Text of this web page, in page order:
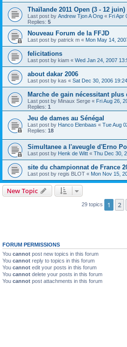
Thaïlande 2011 Open (3 - 12 juin)
Last post by Andrew Tjon A Ong « Fri Apr
Replies: 5
Nouveau Forum de la FFJD
Last post by patrick m « Mon May 14,
felicitations
Last post by kiam « Wed Jan 24, 2007
about dakar 2006
Last post by kas « Sat Dec 30, 2006 19:24
Marche de gain nécessitant plus
Last post by Minaux Serge « Fri Aug 26,
Replies: 1
Jeu de dames au Sénégal
Last post by Hanco Elenbaas « Tue Aug
Replies: 18
Simultanee a l'aveugle d'Erno
Last post by Henk de Witt « Thu Dec 30,
site du championnat de France
Last post by regis BLOT « Mon Nov 15,
New Topic
29 topics 1 2
FORUM PERMISSIONS
You cannot post new topics in this forum
You cannot reply to topics in this forum
You cannot edit your posts in this forum
You cannot delete your posts in this forum
You cannot post attachments in this forum